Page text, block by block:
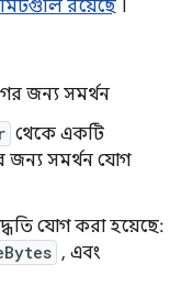
রয়েছে ।
জন্য সমর্থন
থেকে একটি
জন্য সমর্থন যোগ
যোগ করা হয়েছে:
, এবং